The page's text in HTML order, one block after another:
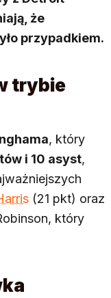
że
przypadkiem.
trybie
, który
i 10 asyst,
(21 pkt) oraz
który